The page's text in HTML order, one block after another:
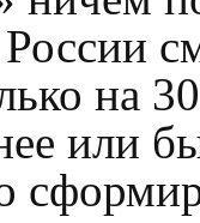
на
или